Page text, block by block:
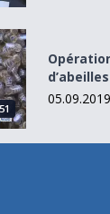
à
05.09.2019